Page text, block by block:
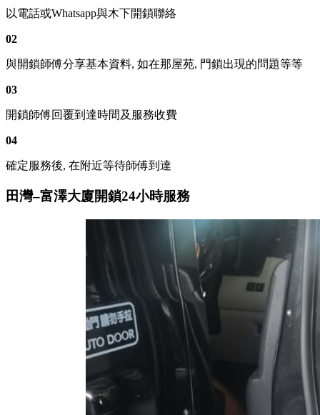
以電話或Whatsapp與木下開鎖聯絡
02
與開鎖師傅分享基本資料, 如在那屋苑, 門鎖出現的問題等等
03
開鎖師傅回覆到達時間及服務收費
04
確定服務後, 在附近等待師傅到達
田灣–富澤大廈開鎖24小時服務